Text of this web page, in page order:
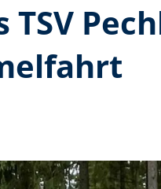
TSV